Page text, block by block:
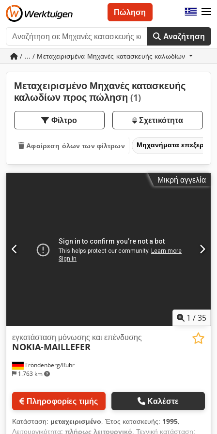
Αναζήτηση
Πώληση
/ ... / Μεταχειρισμένα Μηχανές κατασκευής καλωδίων
Μεταχειρισμένο Μηχανές κατασκευής
καλωδίων προς πώληση (1)
Φίλτρο Σχετικότητα
Αφαίρεση όλων των φίλτρων Μηχανήματα
Μικρή αγγελία
1 /35
Fröndenberg/Ruhr
1.763 km
εγκατάσταση μόνωσης και επένδυσης
NOKIA-MAILLEFER
Πληροφορίες τιμής Καλέστε
Κατάσταση: μεταχειρισμένο, Έτος κατασκευής: 1995,
Λειτουργικότητα: πλήρως λειτουργικό, Τεχνική κατάσταση: